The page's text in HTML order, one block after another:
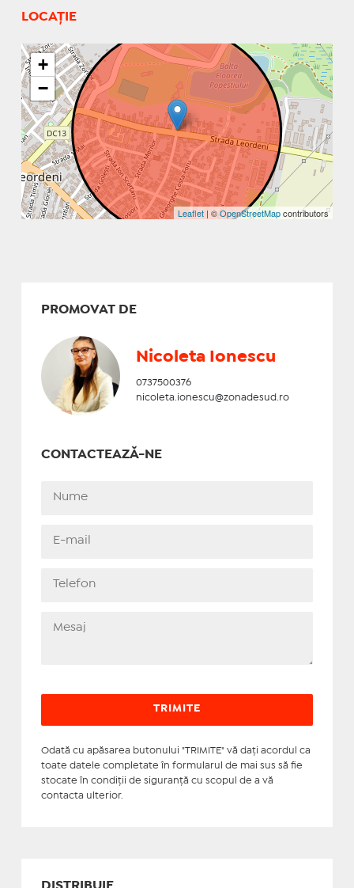
LOCAȚIE
+
−
Leaflet | ©OpenStreetMapcontributors
PROMOVAT DE
Nicoleta Ionescu
0737500376
nicoleta.ionescu@zonadesud.ro
CONTACTEAZĂ-NE
Odată cu apăsarea butonului "TRIMITE" vă daţi acordul ca
toate datele completate în formularul de mai sus să fie
stocate în condiţii de siguranţă cu scopul de a vă
contacta ulterior.